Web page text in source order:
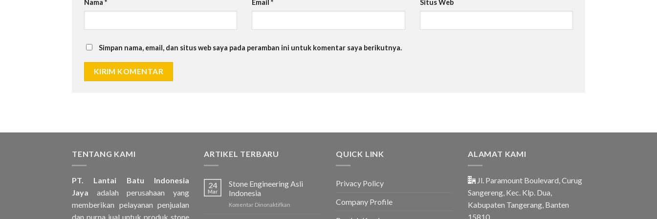
Nama * Email* Situs Web
Simpan nama, email, dan situs web saya pada peramban ini untuk komentar saya berikutnya.
TENTANG KAMI
PT. Lantai Batu Indonesia
Jaya adalah perusahaan yang
memberikan pelayanan penjualan
dan purna jual untuk produk stone
ARTIKEL TERBARU
24
Mar
Stone Engineering Asli
Indonesia
Komentar Dinonaktifkan
QUICK LINK
Privacy Policy
Company Profile
ALAMAT KAMI
Jl. Paramount Boulevard, Curug
Sangereng, Kec. Klp. Dua,
Kabupaten Tangerang, Banten
15810